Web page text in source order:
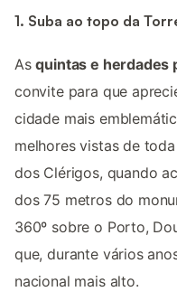
1. Suba ao topo da
Asquintas e herdades
convite para que
cidade mais
melhores vistas de
dos Clérigos, quando
dos 75 metros do
360º sobre o Porto,
que, durante vários
nacional mais alto.